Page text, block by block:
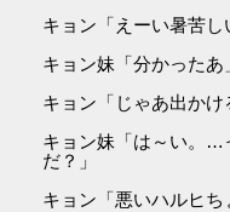
キョン「えーい暑苦し
キョン妹「分かったあ
キョン「じゃあ出かけ
キョン妹「は～い。…
だ？」
キョン「悪いハルヒち